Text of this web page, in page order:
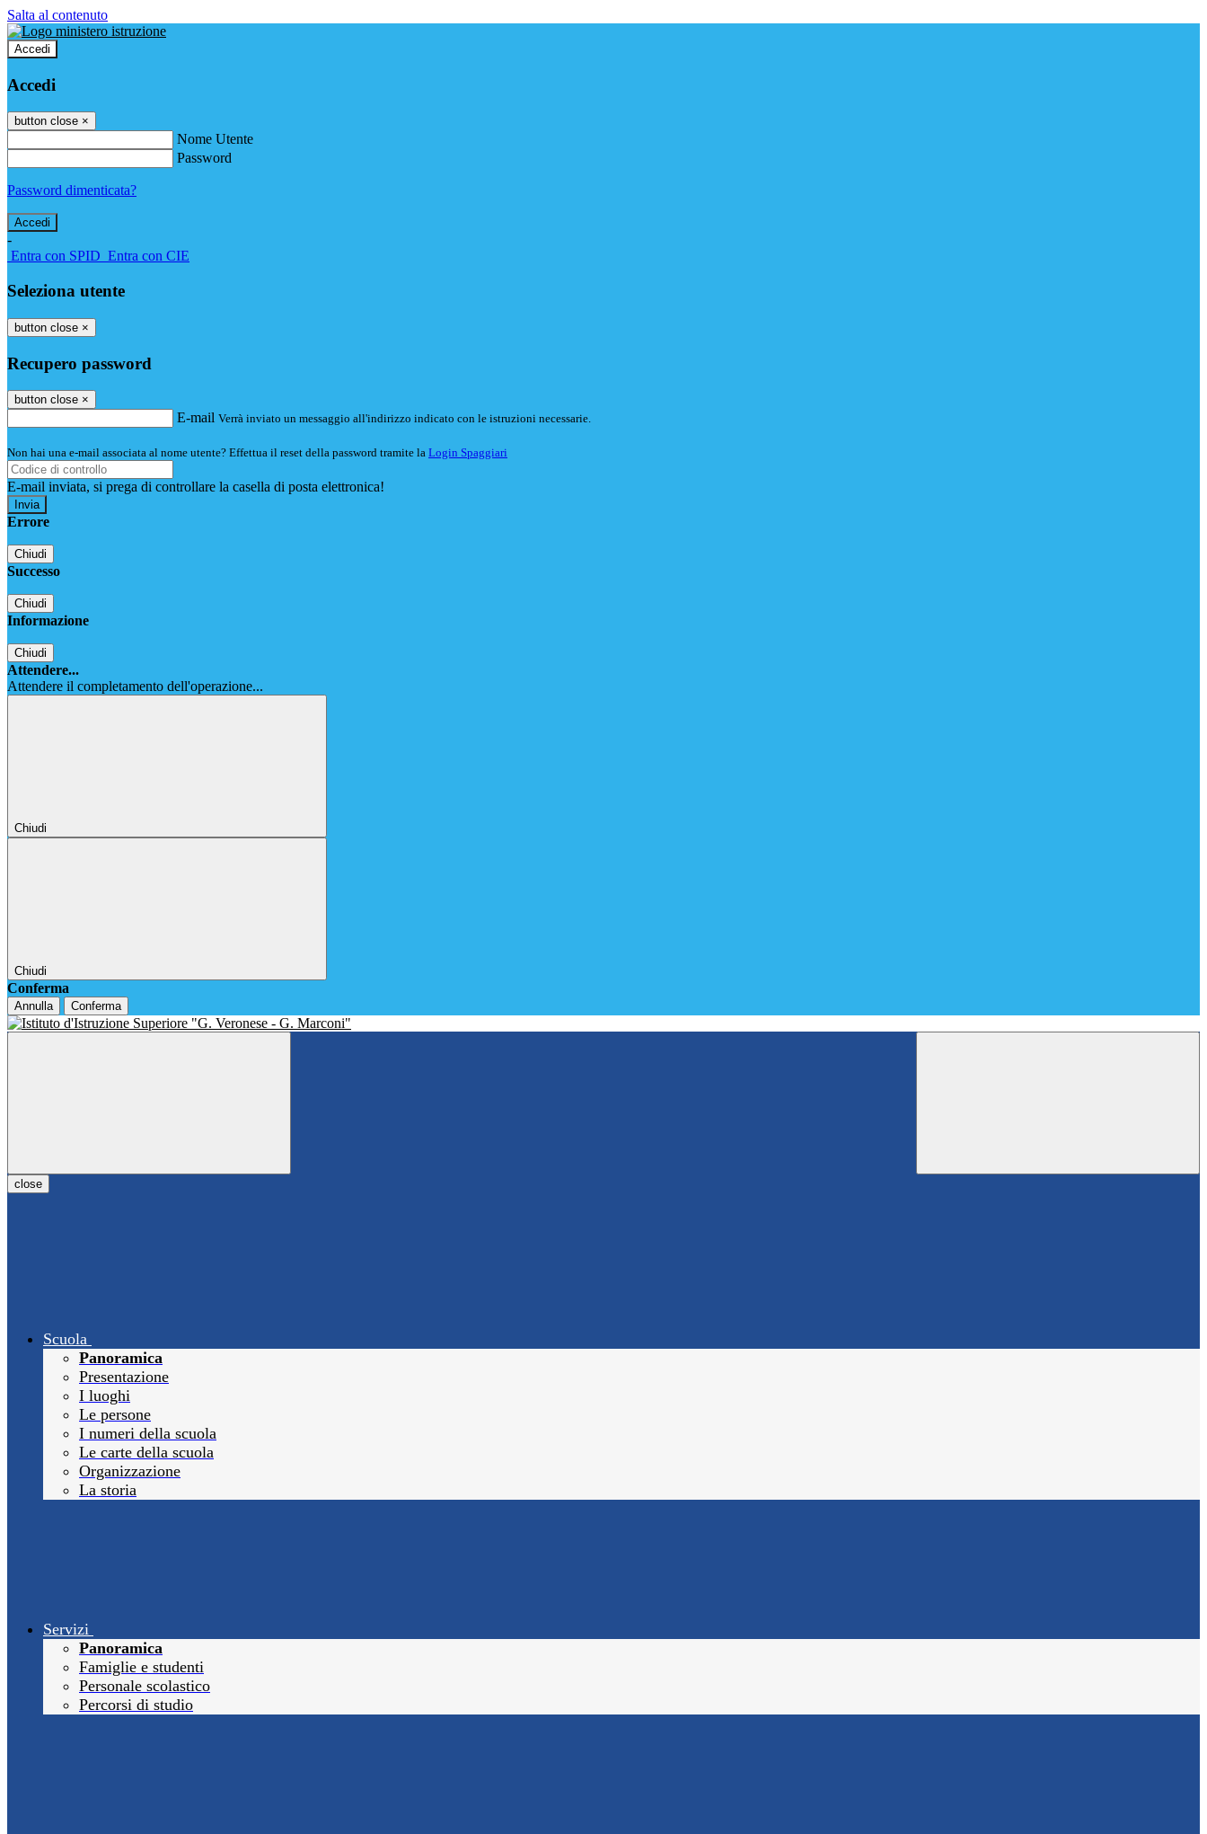
Salta al contenuto
Accedi
Accedi
button close ×
Nome Utente
Password
Password dimenticata?
-
Entra con SPID Entra con CIE
Seleziona utente
button close ×
Recupero password
button close ×
E-mail Verrà inviato un messaggio all'indirizzo indicato con le istruzioni necessarie.
Non hai una e-mail associata al nome utente? Effettua il reset della password tramite la Login Spaggiari
E-mail inviata, si prega di controllare la casella di posta elettronica!
Errore
Chiudi
Successo
Chiudi
Informazione
Chiudi
Attendere...
Attendere il completamento dell'operazione...
Chiudi
Chiudi
Conferma
Annulla Conferma
close
Scuola
Panoramica
Presentazione
I luoghi
Le persone
I numeri della scuola
Le carte della scuola
Organizzazione
La storia
Servizi
Panoramica
Famiglie e studenti
Personale scolastico
Percorsi di studio